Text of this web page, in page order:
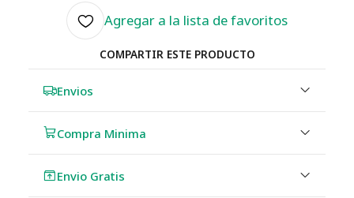
Agregar a la lista de favoritos
COMPARTIR ESTE PRODUCTO
Envios
Compra Minima
Envio Gratis